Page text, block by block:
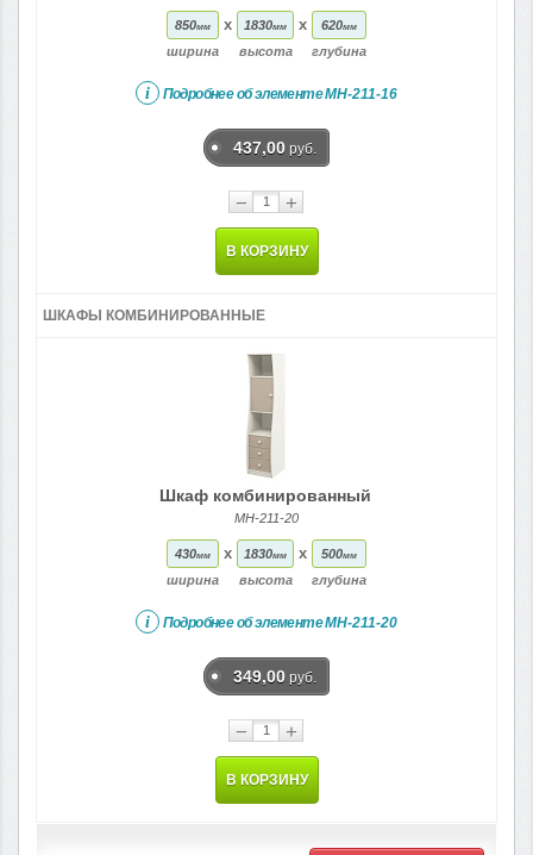
850мм
ширина
x 1830мм
высота
x 620мм
глубина
i Подробнее об элементеМН-211-16
437,00 руб.
− +
В КОРЗИНУ
ШКАФЫ КОМБИНИРОВАННЫЕ
Шкаф комбинированный
МН-211-20
430мм
ширина
x 1830мм
высота
x 500мм
глубина
i Подробнее об элементеМН-211-20
349,00 руб.
− +
В КОРЗИНУ